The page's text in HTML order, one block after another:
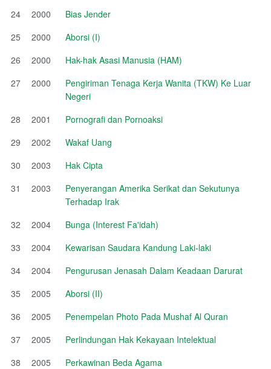
24
2000
Bias Jender
25
2000
Aborsi (I)
26
2000
Hak-hak Asasi Manusia (HAM)
27
2000
Pengiriman Tenaga Kerja Wanita (TKW) Ke Luar
Negeri
28
2001
Pornografi dan Pornoaksi
29
2002
Wakaf Uang
30
2003
Hak Cipta
31
2003
Penyerangan Amerika Serikat dan Sekutunya
Terhadap Irak
32
2004
Bunga (Interest Fa'idah)
33
2004
Kewarisan Saudara Kandung Laki-laki
34
2004
Pengurusan Jenasah Dalam Keadaan Darurat
35
2005
Aborsi (II)
36
2005
Penempelan Photo Pada Mushaf Al Quran
37
2005
Perlindungan Hak Kekayaan Intelektual
38
2005
Perkawinan Beda Agama